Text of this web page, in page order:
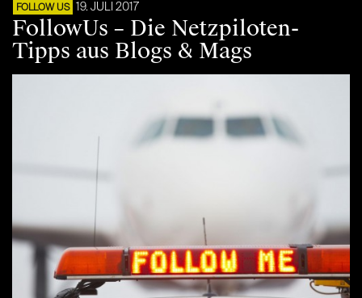
FOLLOW US 19. JULI 2017
FollowUs – Die Netzpiloten-
Tipps aus Blogs & Mags